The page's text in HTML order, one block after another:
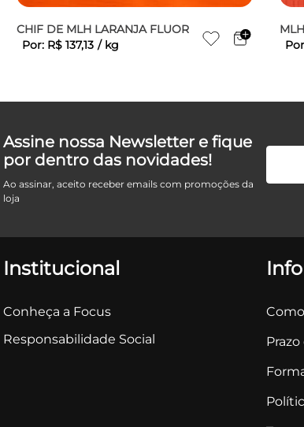
CHIF DE MLH LARANJA FLUOR
Por: R$ 137,13 / kg
Assine nossa Newsletter e fique
por dentro das novidades!
Ao assinar, aceito receber emails com promoções da
loja
Institucional
Conheça a Focus
Responsabilidade Social